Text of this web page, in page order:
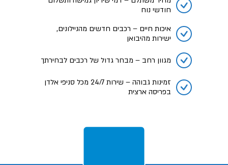
חודשי נוח
איכות חיים – רכבים חדשים מהניילונים,
ישירות מהיבואן
מגוון רחב – מבחר גדול של רכבים לבחירתך
זמינות גבוהה – שירות 24/7 מכל סניפי אלדן
בפריסה ארצית